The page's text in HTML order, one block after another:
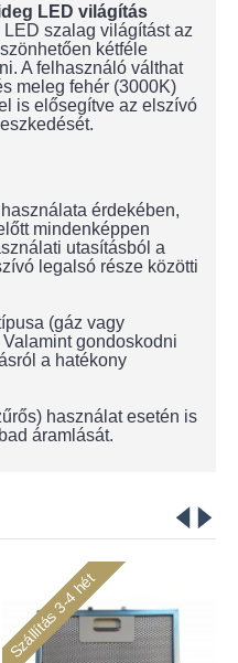
LED világítás
LED szalag világítást az
kétféle
A felhasználó válthat
meleg fehér (3000K)
is elősegítve az elszívó
érdekében,
mindenképpen
utasításból a
legalsó része közötti
(gáz vagy
gondoskodni
a hatékony
használat esetén is
áramlását.
Szállítás 3-4 hét